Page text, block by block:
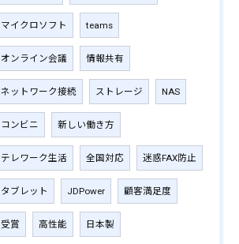
マイクロソフト teams
オンライン会議 情報共有
ネットワーク接続 ストレージ NAS
コンビニ 新しい働き方
テレワーク生活 全国対応 迷惑FAX防止
タブレット JDPower 顧客満足度
受賞 高性能 日本製